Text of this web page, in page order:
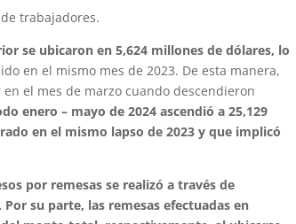
de trabajadores.
se ubicaron en 5,624 millones de dólares, lo
en el mismo mes de 2023. De esta manera,
el mes de marzo cuando descendieron
enero – mayo de 2024 ascendió a 25,129
en el mismo lapso de 2023 y que implicó
por remesas se realizó a través de
su parte, las remesas efectuadas en